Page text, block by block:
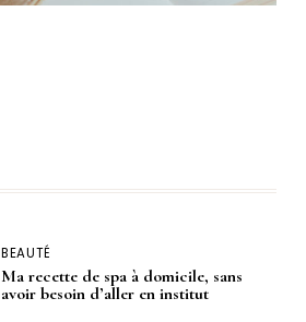
BEAUTÉ
Ma recette de spa à domicile, sans
avoir besoin d’aller en institut